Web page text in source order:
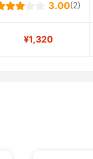
3.00(2)
¥1,320